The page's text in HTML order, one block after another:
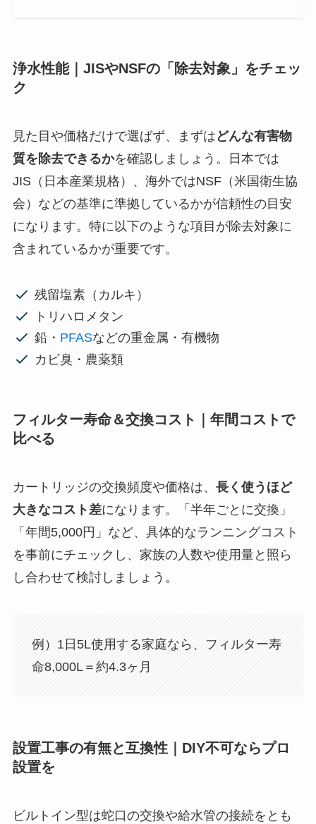
浄水性能｜JISやNSFの「除去対象」をチェッ
ク
見た目や価格だけで選ばず、まずは どんな有害物
質を除去できるかを確認しましょう。日本では
JIS（日本産業規格）、海外ではNSF（米国衛生協
会）などの基準に準拠しているかが信頼性の目安
になります。特に以下のような項目が除去対象に
含まれているかが重要です。
残留塩素（カルキ）
トリハロメタン
鉛・ PFASなどの重金属・有機物
カビ臭・農薬類
フィルター寿命＆交換コスト｜年間コストで
比べる
カートリッジの交換頻度や価格は、 長く使うほど
大きなコスト差になります。「半年ごとに交換」
「年間5,000円」など、具体的なランニングコスト
を事前にチェックし、家族の人数や使用量と照ら
し合わせて検討しましょう。
例）1日5L使用する家庭なら、フィルター寿
命8,000L＝約4.3ヶ月
設置工事の有無と互換性｜DIY不可ならプロ
設置を
ビルトイン型は蛇口の交換や給水管の接続をとも